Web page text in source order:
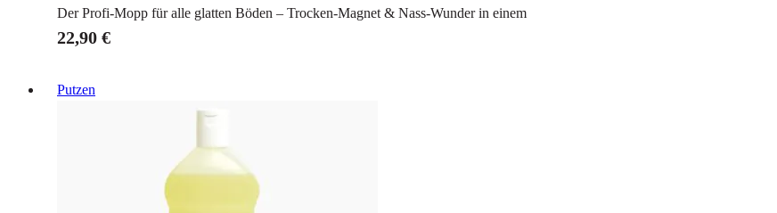
Der Profi-Mopp für alle glatten Böden – Trocken-Magnet & Nass-Wunder in einem
22,90 €
Putzen